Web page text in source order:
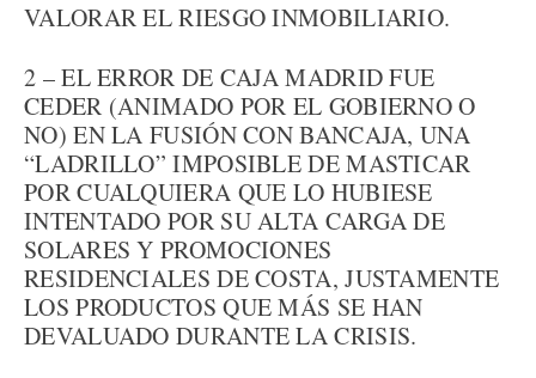
VALORAR EL RIESGO INMOBILIARIO.
2 – EL ERROR DE CAJA MADRID FUE
CEDER (ANIMADO POR EL GOBIERNO O
NO) EN LA FUSIÓN CON BANCAJA, UNA
“LADRILLO” IMPOSIBLE DE MASTICAR
POR CUALQUIERA QUE LO HUBIESE
INTENTADO POR SU ALTA CARGA DE
SOLARES Y PROMOCIONES
RESIDENCIALES DE COSTA, JUSTAMENTE
LOS PRODUCTOS QUE MÁS SE HAN
DEVALUADO DURANTE LA CRISIS.